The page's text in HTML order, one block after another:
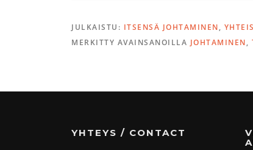
JULKAISTU: ITSENSÄ JOHTAMINEN,
MERKITTY AVAINSANOILLA JOHTAMINEN,
YHTEYS / CONTACT